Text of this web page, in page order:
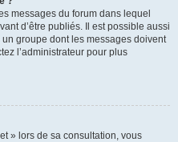
messages du forum dans lequel
d’être publiés. Il est possible aussi
groupe dont les messages doivent
l’administrateur pour plus
» lors de sa consultation, vous